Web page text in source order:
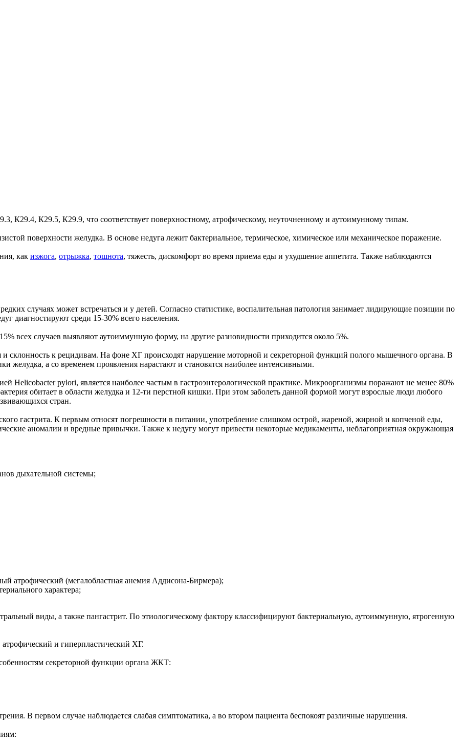
К29.4, К29.5, К29.9, что соответствует поверхностному, атрофическому, неуточненному и аутоимунному типам.
поверхности желудка. В основе недуга лежит бактериальное, термическое, химическое или механическое поражение.
как изжога, отрыжка, тошнота, тяжесть, дискомфорт во время приема еды и ухудшение аппетита. Также наблюдаются
случаях может встречаться и у детей. Согласно статистике, воспалительная патология занимает лидирующие позиции по
диагностируют среди 15-30% всего населения.
всех случаев выявляют аутоиммунную форму, на другие разновидности приходится около 5%.
и склонность к рецидивам. На фоне ХГ происходят нарушение моторной и секреторной функций полого мышечного органа. В
желудка, а со временем проявления нарастают и становятся наиболее интенсивными.
Helicobacter pylori, является наиболее частым в гастроэнтерологической практике. Микроорганизмы поражают не менее 80%
обитает в области желудка и 12-ти перстной кишки. При этом заболеть данной формой могут взрослые люди любого
стран.
гастрита. К первым относят погрешности в питании, употребление слишком острой, жареной, жирной и копченой еды,
аномалии и вредные привычки. Также к недугу могут привести некоторые медикаменты, неблагоприятная окружающая
дыхательной системы;
атрофический (мегалобластная анемия Аддисона-Бирмера);
характера;
виды, а также пангастрит. По этиологическому фактору классифицируют бактериальную, аутоиммунную, ятрогенную
и гиперпластический ХГ.
секреторной функции органа ЖКТ:
В первом случае наблюдается слабая симптоматика, а во втором пациента беспокоят различные нарушения.